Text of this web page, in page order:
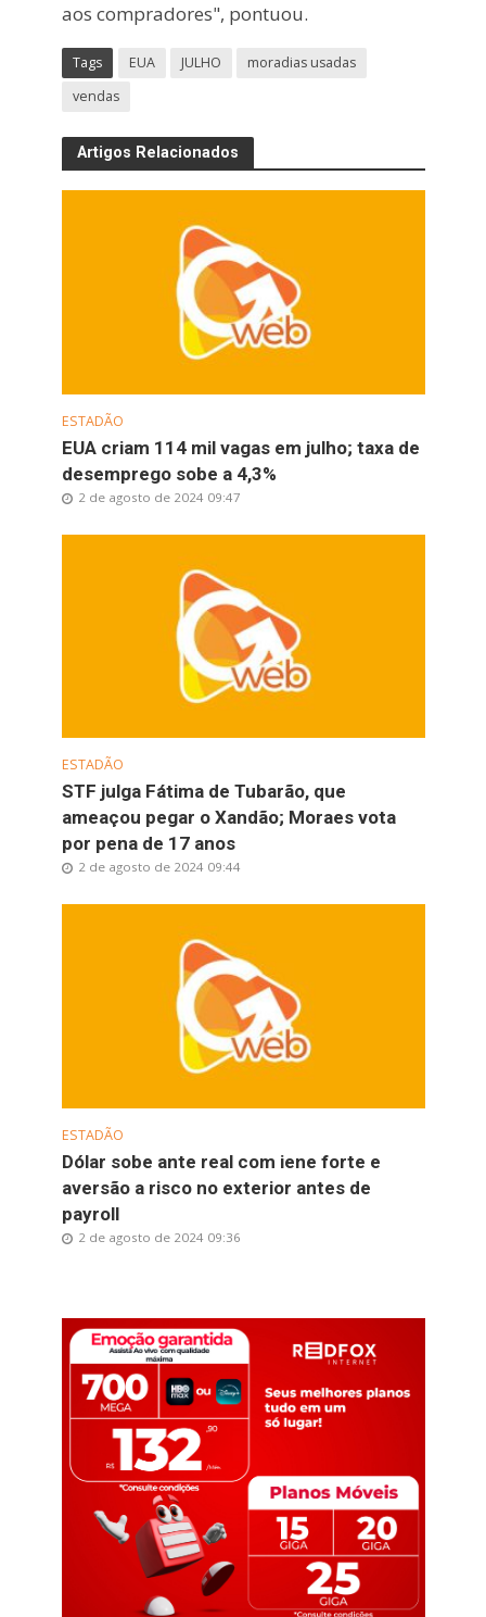
aos compradores", pontuou.
Tags EUA JULHO
moradias usadas
vendas
Artigos Relacionados
ESTADÃO
EUA criam 114 mil vagas em julho; taxa de
desemprego sobe a 4,3%
2 de agosto de 2024 09:47
ESTADÃO
STF julga Fátima de Tubarão, que
ameaçou pegar o Xandão; Moraes vota
por pena de 17 anos
2 de agosto de 2024 09:44
ESTADÃO
Dólar sobe ante real com iene forte e
aversão a risco no exterior antes de
payroll
2 de agosto de 2024 09:36